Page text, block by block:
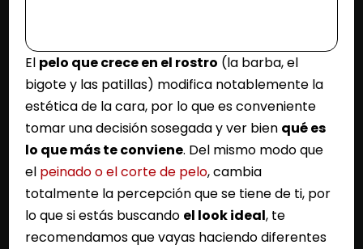
El pelo que crece en el rostro (la barba, el
bigote y las patillas) modifica notablemente la
estética de la cara, por lo que es conveniente
tomar una decisión sosegada y ver bien qué es
lo que más te conviene. Del mismo modo que
el peinado o el corte de pelo, cambia
totalmente la percepción que se tiene de ti, por
lo que si estás buscando el look ideal, te
recomendamos que vayas haciendo diferentes